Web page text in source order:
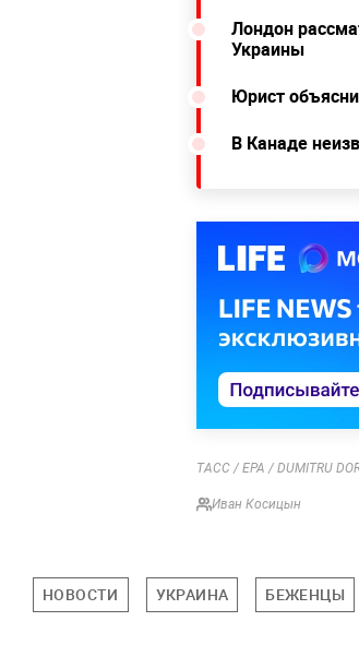
Лондон
Украины
Юрист
В Канаде
ТАСС / EPA / DUMITRU
Иван Косицын
НОВОСТИ УКРАИНА БЕЖЕНЦЫ